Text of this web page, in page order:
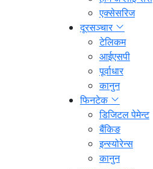
एक्सेसरिज
दूरसञ्चार
टेलिकम
आईएसपी
पूर्वाधार
कानुन
फिनटेक
डिजिटल पेमेन्ट
बैंकिङ
इन्स्योरेन्स
कानुन